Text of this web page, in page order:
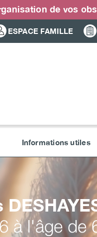
de vos
ESPACE FAMILLE
Informations utiles
à l'âge de